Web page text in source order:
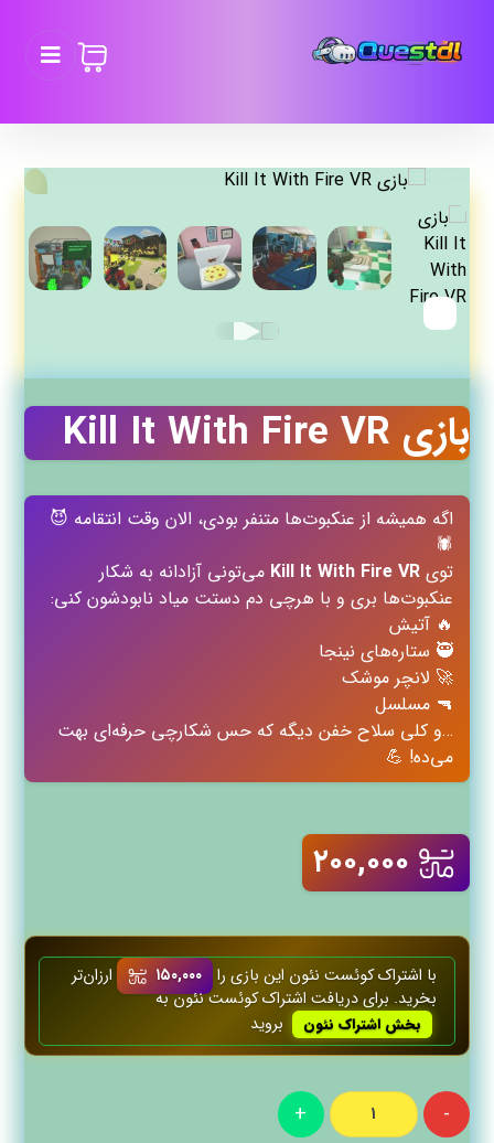
بازی Kill It With Fire VR
اگه همیشه از عنکبوت‌ها متنفر بودی، الان وقت انتقامه 😈
🕷️
تویKill It With Fire VR می‌تونی آزادانه به شکار
عنکبوت‌ها بری و با هرچی دم دستت میاد نابودشون کنی:
🔥 آتیش
🥷 ستاره‌های نینجا
🚀 لانچر موشک
🔫 مسلسل
…و کلی سلاح خفن دیگه که حس شکارچی حرفه‌ای بهت
می‌ده! 💪
۲۰۰,۰۰۰
با اشتراک کوئست‌ نئون این بازی را ۱۵۰,۰۰۰
ارزان‌تر
بخرید. برای دریافت اشتراک کوئست‌ نئون به
بخش اشتراک نئون بروید
-
+